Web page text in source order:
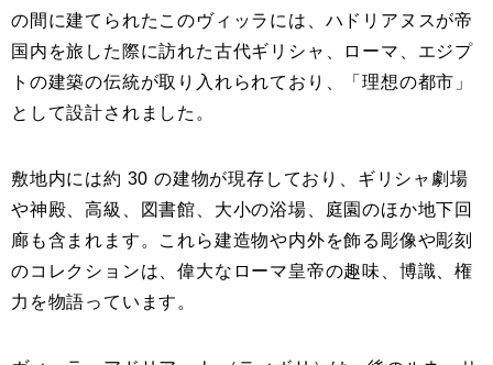
の間に建てられたこのヴィッラには、ハドリアヌスが帝
国内を旅した際に訪れた古代ギリシャ、ローマ、エジプ
トの建築の伝統が取り入れられており、「理想の都市」
として設計されました。
敷地内には約 30 の建物が現存しており、ギリシャ劇場
や神殿、高級、図書館、大小の浴場、庭園のほか地下回
廊も含まれます。これら建造物や内外を飾る彫像や彫刻
のコレクションは、偉大なローマ皇帝の趣味、博識、権
力を物語っています。